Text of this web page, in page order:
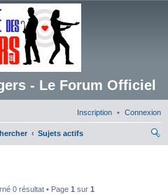
- Le Forum Officiel
Connexion
Inscription
Sujets actifs
0 résultat • Page 1 sur 1